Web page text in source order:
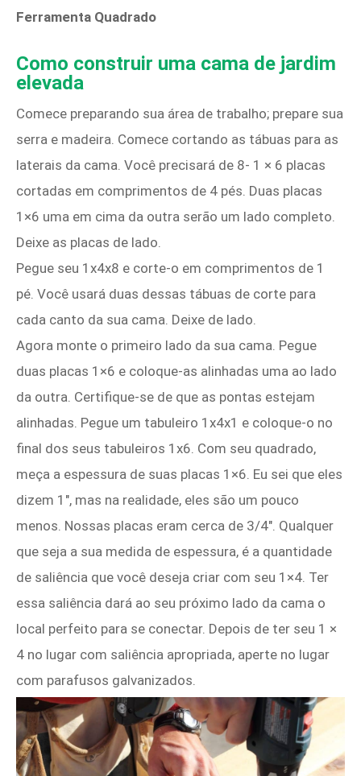
Ferramenta Quadrado
Como construir uma cama de jardim
elevada
Comece preparando sua área de trabalho; prepare sua
serra e madeira. Comece cortando as tábuas para as
laterais da cama. Você precisará de 8- 1 × 6 placas
cortadas em comprimentos de 4 pés. Duas placas
1×6 uma em cima da outra serão um lado completo.
Deixe as placas de lado.
Pegue seu 1x4x8 e corte-o em comprimentos de 1
pé. Você usará duas dessas tábuas de corte para
cada canto da sua cama. Deixe de lado.
Agora monte o primeiro lado da sua cama. Pegue
duas placas 1×6 e coloque-as alinhadas uma ao lado
da outra. Certifique-se de que as pontas estejam
alinhadas. Pegue um tabuleiro 1x4x1 e coloque-o no
final dos seus tabuleiros 1x6. Com seu quadrado,
meça a espessura de suas placas 1×6. Eu sei que eles
dizem 1″, mas na realidade, eles são um pouco
menos. Nossas placas eram cerca de 3/4″. Qualquer
que seja a sua medida de espessura, é a quantidade
de saliência que você deseja criar com seu 1×4. Ter
essa saliência dará ao seu próximo lado da cama o
local perfeito para se conectar. Depois de ter seu 1 ×
4 no lugar com saliência apropriada, aperte no lugar
com parafusos galvanizados.